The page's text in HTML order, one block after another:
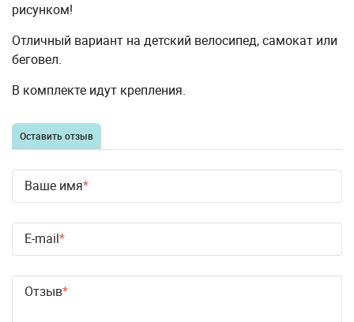
рисунком!
Отличный вариант на детский велосипед, самокат или
беговел.
В комплекте идут крепления.
Оставить отзыв
Ваше имя
E-mail
Отзыв